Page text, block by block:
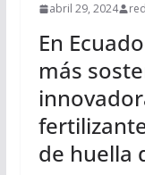
abril 29, 2024
En
más
de huella